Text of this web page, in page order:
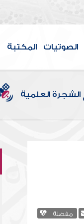
الصوتيات المكتبة
الشجرة العلمية
مفضلة